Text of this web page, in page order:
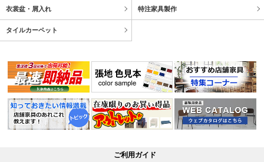
衣裳盆・屑入れ 特注家具製作
タイルカーペット
ご利用ガイド